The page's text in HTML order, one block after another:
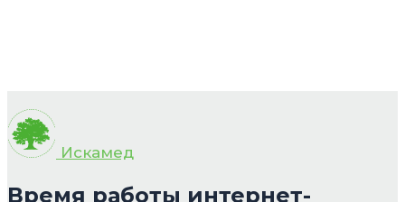
Искамед
Время работы интернет-